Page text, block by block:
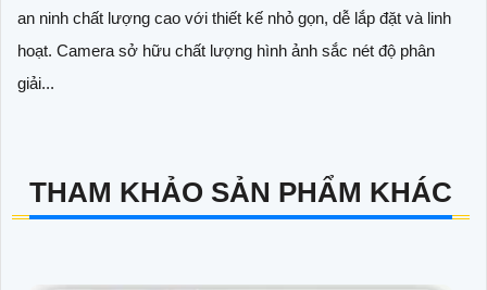
an ninh chất lượng cao với thiết kế nhỏ gọn, dễ lắp đặt và linh
hoạt. Camera sở hữu chất lượng hình ảnh sắc nét độ phân
giải...
THAM KHẢO SẢN PHẨM KHÁC